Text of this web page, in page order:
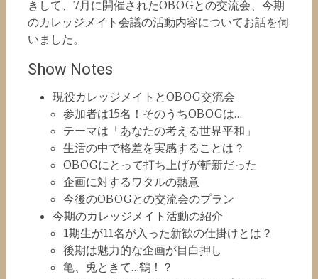
きして、7月に開催されたOBOGとの交流会、今期
のカレッジメイト会議の活動内容についてお話を伺
いました。
Show Notes
現役カレッジメイトとOBOG交流会
参加者は15名！そのうちOBOGは…
テーマは「あなたの考える世界平和」
生活の中で格差を実感することは？
OBOGにとって打ち上げが斬新だった
企画に対するワタルの熱意
今後のOBOGとの交流会のプラン
今期のカレッジメイト活動の紹介
1期生が11名が入った新歓の仕掛けとは？
後期は魅力的な企画が目白押し
亀、兎ときて…鶴！？